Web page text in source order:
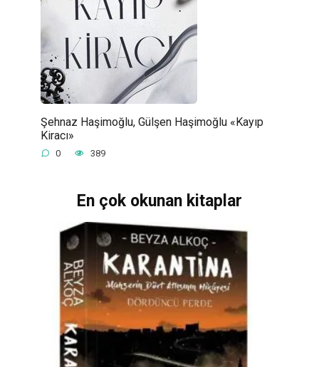
Şehnaz Haşimoğlu, Gülşen Haşimoğlu «Kayıp
Kiracı»
0 389
En çok okunan kitaplar